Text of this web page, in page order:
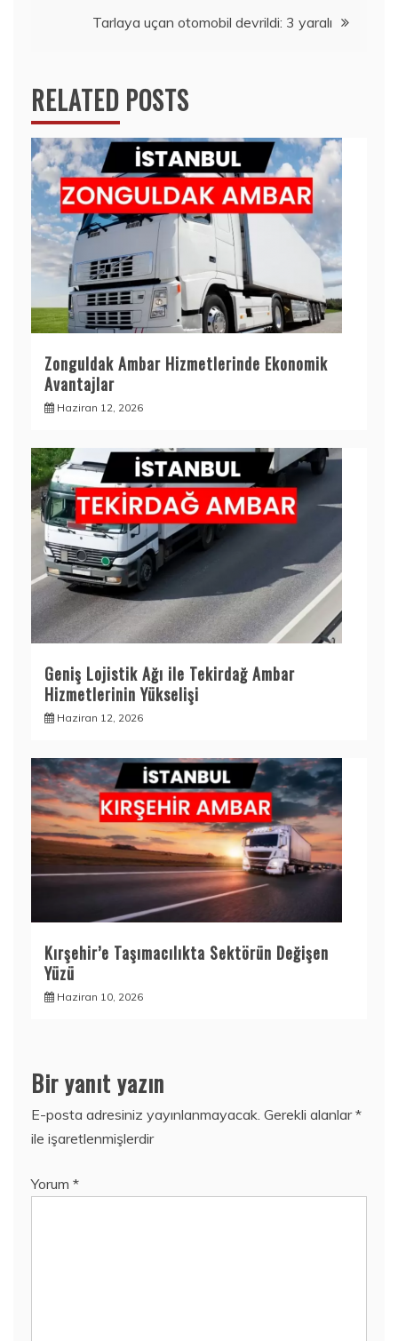
Tarlaya uçan otomobil devrildi: 3 yaralı
RELATED POSTS
Zonguldak Ambar Hizmetlerinde Ekonomik
Avantajlar
Haziran 12, 2026
Geniş Lojistik Ağı ile Tekirdağ Ambar
Hizmetlerinin Yükselişi
Haziran 12, 2026
Kırşehir’e Taşımacılıkta Sektörün Değişen
Yüzü
Haziran 10, 2026
Bir yanıt yazın
E-posta adresiniz yayınlanmayacak. Gerekli alanlar*
ile işaretlenmişlerdir
Yorum *